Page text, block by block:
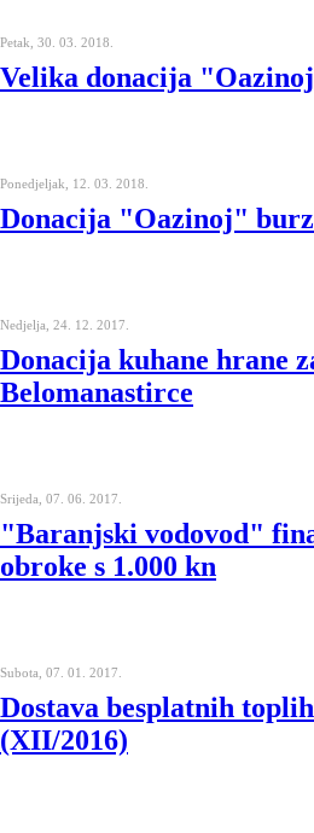
Petak, 30. 03. 2018.
Velika donacija
Ponedjeljak, 12. 03. 2018.
Donacija "Oazinoj"
Nedjelja, 24. 12. 2017.
Donacija kuhane hrane
Belomanastirce
Srijeda, 07. 06. 2017.
"Baranjski vodovod"
obroke s 1.000 kn
Subota, 07. 01. 2017.
Dostava besplatnih
(XII/2016)